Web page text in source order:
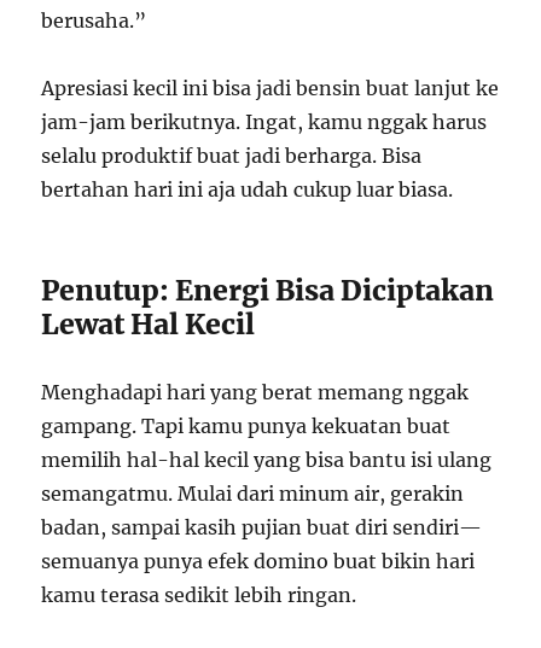
berusaha.”
Apresiasi kecil ini bisa jadi bensin buat lanjut ke
jam-jam berikutnya. Ingat, kamu nggak harus
selalu produktif buat jadi berharga. Bisa
bertahan hari ini aja udah cukup luar biasa.
Penutup: Energi Bisa Diciptakan
Lewat Hal Kecil
Menghadapi hari yang berat memang nggak
gampang. Tapi kamu punya kekuatan buat
memilih hal-hal kecil yang bisa bantu isi ulang
semangatmu. Mulai dari minum air, gerakin
badan, sampai kasih pujian buat diri sendiri—
semuanya punya efek domino buat bikin hari
kamu terasa sedikit lebih ringan.